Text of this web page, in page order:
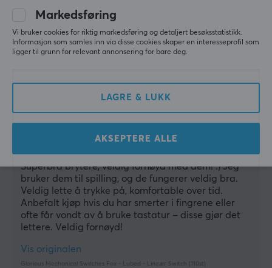
jevn
Tyngre enn normale røde brytere for lange økter
Vis originalen
3 mo. ago
Gnarly Gladiator
Superbra brytere, veldig fornøyd med dem! :) Jeg
bruker dem til spilling, og de fungerer veldig bra.
Veldig lette å trykke på, komfortable over tid.
Anbefalt kjøp hvis du har smerter i fingrene eller
ofte får vondt av å bruke tastatur – disse gjør det
lettere. Veldig fornøyd!
Vis originalen
Glorious Mechanical Switches Fox - Lubed - Lineær Switch (110st)
Markedsføring
Vi bruker cookies for riktig markedsføring og detaljert besøksstatistikk.
Informasjon som samles inn via disse cookies skaper en interesseprofil som
ligger til grunn for relevant annonsering for bare deg.
LAGRE & LUKK
AKSEPTERE ALLE